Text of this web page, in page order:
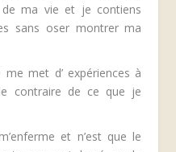
ma vie et je contiens
sans oser montrer ma
met d’ expériences à
contraire de ce que je
et n’est que le